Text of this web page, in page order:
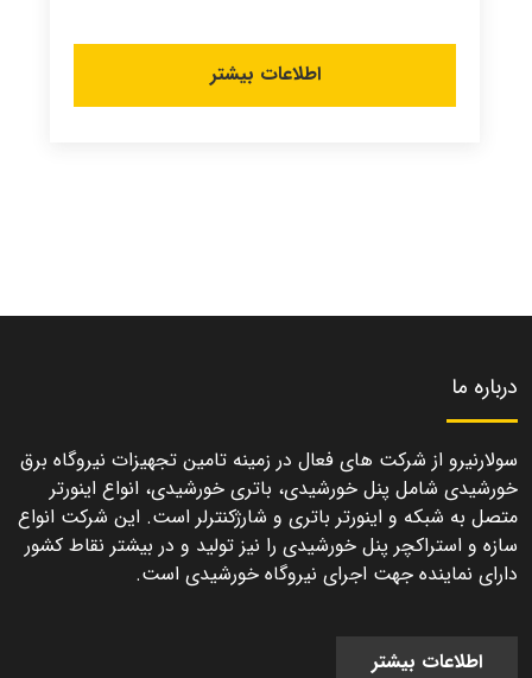
اطلاعات بیشتر
درباره ما
سولارنیرو از شرکت های فعال در زمینه تامین تجهیزات نیروگاه برق
خورشیدی شامل پنل خورشیدی، باتری خورشیدی، انواع اینورتر
متصل به شبکه و اینورتر باتری و شارژکنترلر است. این شرکت انواع
سازه و استراکچر پنل خورشیدی را نیز تولید و در بیشتر نقاط کشور
دارای نماینده جهت اجرای نیروگاه خورشیدی است.
اطلاعات بیشتر